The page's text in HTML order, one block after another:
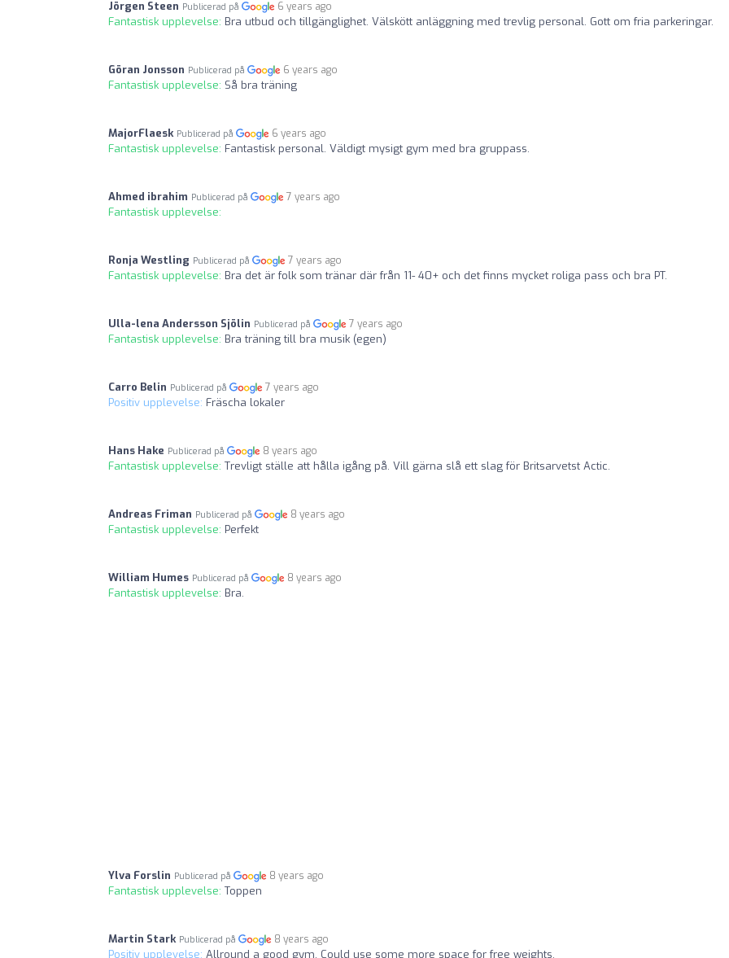
Jörgen Steen Publicerad på 6 years ago
Fantastisk upplevelse: Bra utbud och tillgänglighet. Välskött anläggning med trevlig personal. Gott om fria parkeringar.
Göran Jonsson Publicerad på 6 years ago
Fantastisk upplevelse: Så bra träning
MajorFlaesk Publicerad på 6 years ago
Fantastisk upplevelse: Fantastisk personal. Väldigt mysigt gym med bra gruppass.
Ahmed ibrahim Publicerad på 7 years ago
Fantastisk upplevelse:
Ronja Westling Publicerad på 7 years ago
Fantastisk upplevelse: Bra det är folk som tränar där från 11- 40+ och det finns mycket roliga pass och bra PT.
Ulla-lena Andersson Sjölin Publicerad på 7 years ago
Fantastisk upplevelse: Bra träning till bra musik (egen)
Carro Belin Publicerad på 7 years ago
Positiv upplevelse: Fräscha lokaler
Hans Hake Publicerad på 8 years ago
Fantastisk upplevelse: Trevligt ställe att hålla igång på. Vill gärna slå ett slag för Britsarvetst Actic.
Andreas Friman Publicerad på 8 years ago
Fantastisk upplevelse: Perfekt
William Humes Publicerad på 8 years ago
Fantastisk upplevelse: Bra.
Ylva Forslin Publicerad på 8 years ago
Fantastisk upplevelse: Toppen
Martin Stark Publicerad på 8 years ago
Positiv upplevelse: Allround a good gym. Could use some more space for free weights.